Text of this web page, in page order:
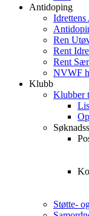
Antidoping
Ren
Rent
Rent
NVWF
Klubb
Klubber
Støtte-